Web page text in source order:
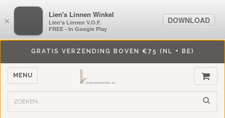
GRATIS VERZENDING BOVEN €75 (NL + BE)
MENU
×
LiensLinnenwinkel.nl
Lien's Linnen V.O.F.
FREE - In Google Play
DOWNLOAD
×
Lien's Linnen Winkel
Lien's Linnen V.O.F.
FREE - In Google Play
DOWNLOAD